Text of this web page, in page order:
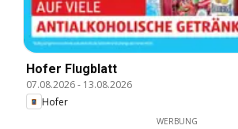
Hofer Flugblatt
07.08.2026- 13.08.2026
Hofer
WERBUNG